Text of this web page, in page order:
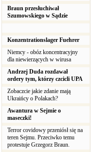
Braun przesłuchiwał
Szumowskiego w Sądzie
Konzentrationslager Fuehrer
Niemcy - obóz koncentracyjny
dla niewierzących w wirusa
Andrzej Duda rozdawał
ordery tym, którzy czcicli UPA
Zobaczcie jakie zdanie mają
Ukraińcy o Polakach?
Awantura w Sejmie o
maseczki!
Terror covidowy przeniósł się na
teren Sejmu. Przeciwko temu
protestuje Grzegorz Braun.